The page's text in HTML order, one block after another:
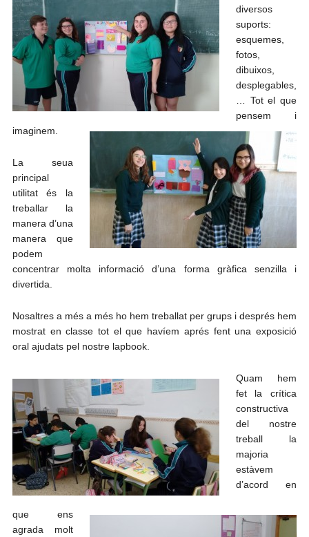
diversos
suports:
esquemes,
fotos,
dibuixos,
desplegables,
… Tot el que
pensem i
imaginem.
La seua
principal
utilitat és la
treballar la
manera d’una
manera que
podem
concentrar molta informació d’una forma gràfica senzilla i
divertida.
Nosaltres a més a més ho hem treballat per grups i després hem
mostrat en classe tot el que havíem aprés fent una exposició
oral ajudats pel nostre lapbook.
Quam hem
fet la crítica
constructiva
del nostre
treball la
majoria
estàvem
d’acord en
que ens
agrada molt